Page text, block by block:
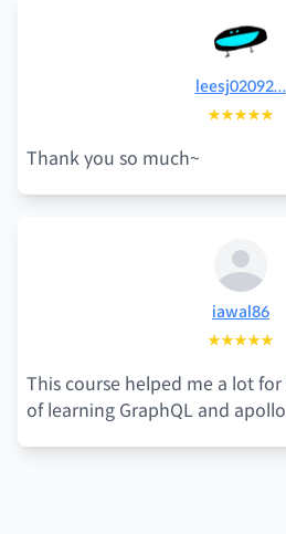
leesj02092...
★★★★★
Thank you so much~
iawal86
★★★★★
This course helped me a lot
of learning GraphQL and